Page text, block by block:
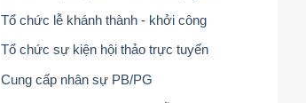
Tổ chức lễ khánh thành - khởi công
Tổ chức sự kiện hội thảo trực tuyến
Cung cấp nhân sự PB/PG